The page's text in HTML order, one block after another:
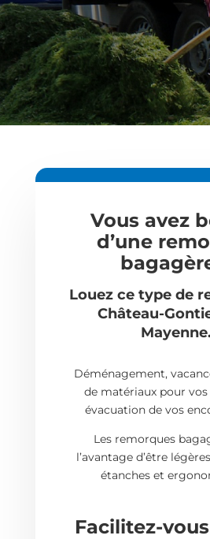
Vous avez
d’une
Louez ce type de
Château-
Mayenne.
Déménagement,
de matériaux pour vos
évacuation de vos
Les remorques
l’avantage d’être
étanches et
Facilitez-